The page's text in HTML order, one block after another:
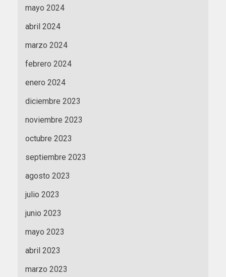
mayo 2024
abril 2024
marzo 2024
febrero 2024
enero 2024
diciembre 2023
noviembre 2023
octubre 2023
septiembre 2023
agosto 2023
julio 2023
junio 2023
mayo 2023
abril 2023
marzo 2023